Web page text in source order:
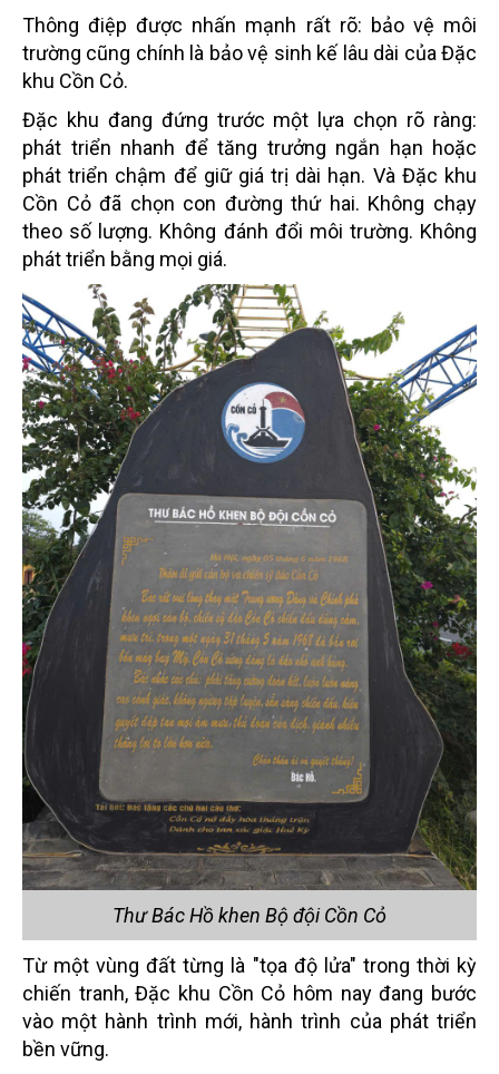
Thông điệp được nhấn mạnh rất rõ: bảo vệ môi
trường cũng chính là bảo vệ sinh kế lâu dài của Đặc
khu Cồn Cỏ.
Đặc khu đang đứng trước một lựa chọn rõ ràng:
phát triển nhanh để tăng trưởng ngắn hạn hoặc
phát triển chậm để giữ giá trị dài hạn. Và Đặc khu
Cồn Cỏ đã chọn con đường thứ hai. Không chạy
theo số lượng. Không đánh đổi môi trường. Không
phát triển bằng mọi giá.
Thư Bác Hồ khen Bộ đội Cồn Cỏ
Từ một vùng đất từng là "tọa độ lửa" trong thời kỳ
chiến tranh, Đặc khu Cồn Cỏ hôm nay đang bước
vào một hành trình mới, hành trình của phát triển
bền vững.